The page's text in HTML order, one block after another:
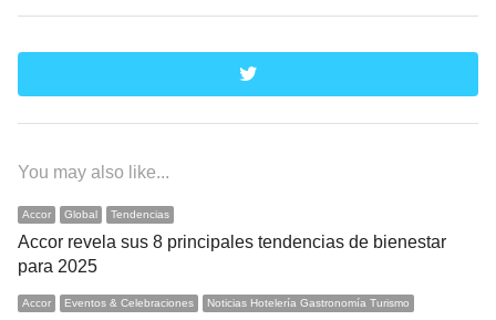
twitter
You may also like...
Accor Global Tendencias
Accor revela sus 8 principales tendencias de bienestar
para 2025
Accor Eventos & Celebraciones Noticias Hotelería Gastronomía Turismo